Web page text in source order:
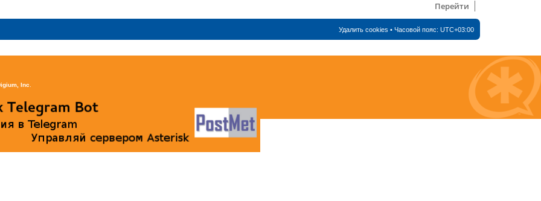
Перейти
Удалить cookies • Часовой пояс:UTC+03:00
Inc.